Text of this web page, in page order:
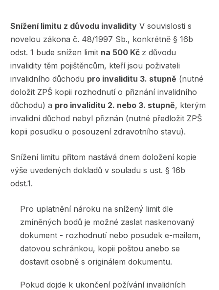
Snížení limitu z důvodu invalidity V souvislosti s
novelou zákona č. 48/1997 Sb., konkrétně § 16b
odst. 1 bude snížen limit na 500 Kč z důvodu
invalidity těm pojištěncům, kteří jsou poživateli
invalidního důchodu pro invaliditu 3. stupně (nutné
doložit ZPŠ kopii rozhodnutí o přiznání invalidního
důchodu) a pro invaliditu 2. nebo 3. stupně, kterým
invalidní důchod nebyl přiznán (nutné předložit ZPŠ
kopii posudku o posouzení zdravotního stavu).
Snížení limitu přitom nastává dnem doložení kopie
výše uvedených dokladů v souladu s ust. § 16b
odst.1.
Pro uplatnění nároku na snížený limit dle
zmíněných bodů je možné zaslat naskenovaný
dokument - rozhodnutí nebo posudek e-mailem,
datovou schránkou, kopii poštou anebo se
dostavit osobně s originálem dokumentu.
Pokud dojde k ukončení požívání invalidních